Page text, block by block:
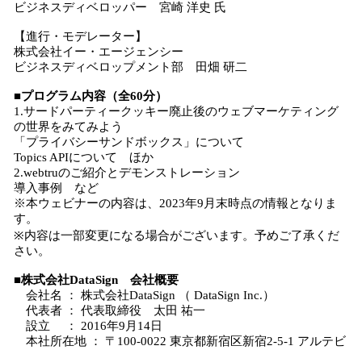
ビジネスディベロッパー 宮崎 洋史 氏
【進行・モデレーター】
株式会社イー・エージェンシー
ビジネスディベロップメント部 田畑 研二
■プログラム内容（全60分）
1.サードパーティークッキー廃止後のウェブマーケティング
の世界をみてみよう
「プライバシーサンドボックス」について
Topics APIについて ほか
2.webtruのご紹介とデモンストレーション
導入事例 など
※本ウェビナーの内容は、2023年9月末時点の情報となりま
す。
※内容は一部変更になる場合がございます。予めご了承くだ
さい。
■株式会社DataSign 会社概要
会社名 ： 株式会社DataSign （ DataSign Inc.）
代表者 ： 代表取締役 太田 祐一
設立 ： 2016年9月14日
本社所在地 ： 〒100-0022 東京都新宿区新宿2-5-1 アルテビ